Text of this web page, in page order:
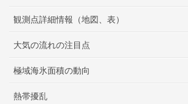
観測点詳細情報（地図、表）
大気の流れの注目点
極域海氷面積の動向
熱帯擾乱